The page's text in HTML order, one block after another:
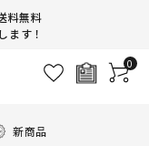
料無料
ます！
0
新商品